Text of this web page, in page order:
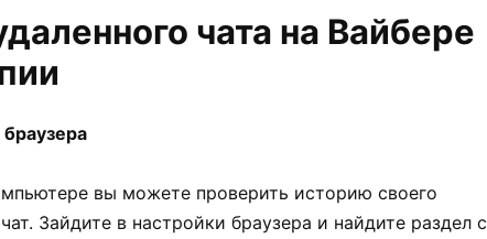
чата на Вайбере
вы можете проверить историю своего
Зайдите в настройки браузера и найдите раздел с